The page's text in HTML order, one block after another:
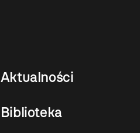
Aktualności
Biblioteka